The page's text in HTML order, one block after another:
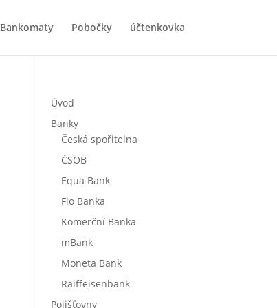
Bankomaty Pobočky účtenkovka
Úvod
Banky
Česká spořitelna
ČSOB
Equa Bank
Fio Banka
Komerční Banka
mBank
Moneta Bank
Raiffeisenbank
Pojišťovny